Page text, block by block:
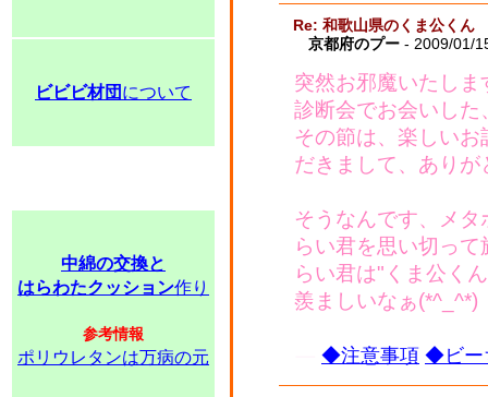
ビビビ材団 について
中綿の交換と
はらわたクッション作り
参考情報
ポリウレタンは万病の元
Re: 和歌山県のくま公くん
京都府のプー - 2009/01/
突然お邪魔いたしま
診断会でお会いし
その節は、楽しい
だきまして、あり
そうなんです、メ
らい君を思い切っ
らい君は"くま公く
羨ましいなぁ(*^_^*)
◆注意事項 ◆ビー